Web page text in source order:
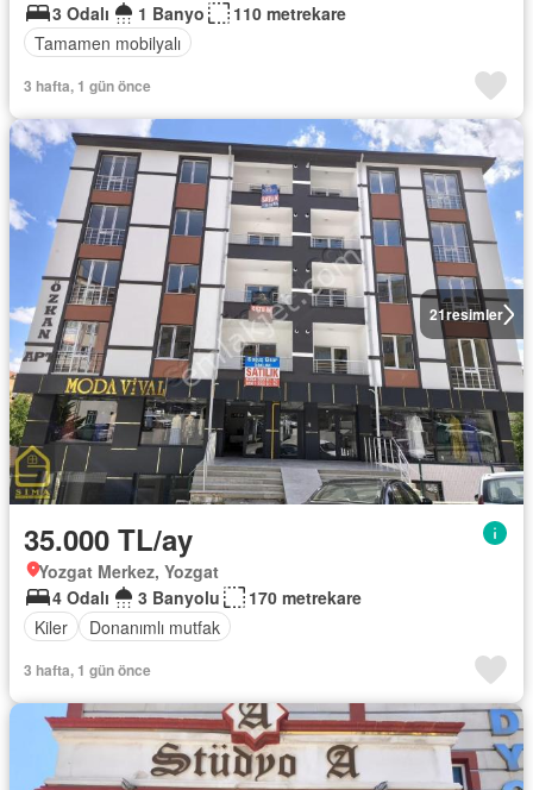
3 Odalı
1 Banyo
110 metrekare
Tamamen mobilyalı
3 hafta, 1 gün önce
21resimler
35.000 TL/ay
Yozgat Merkez, Yozgat
4 Odalı
3 Banyolu
170 metrekare
Kiler
Donanımlı mutfak
3 hafta, 1 gün önce